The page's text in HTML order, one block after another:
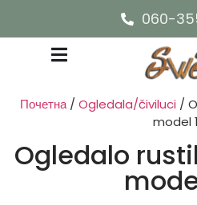
060-
Почетна/Ogledala/čiviluci /
model
Ogledalo